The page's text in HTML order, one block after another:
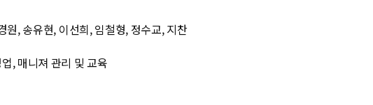
, 송유현, 이선희, 임철형, 정수교, 지찬
, 매니져 관리 및 교육